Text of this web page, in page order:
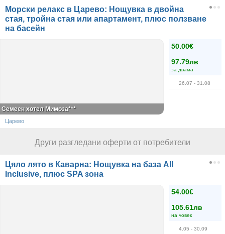
Морски релакс в Царево: Нощувка в двойна
стая, тройна стая или апартамент, плюс ползване
на басейн
50.00€
97.79лв
за двама
26.07 - 31.08
Семеен хотел Мимоза***
Царево
Други разгледани оферти от потребители
Цяло лято в Каварна: Нощувка на база All
Inclusive, плюс SPA зона
54.00€
105.61лв
на човек
4.05 - 30.09